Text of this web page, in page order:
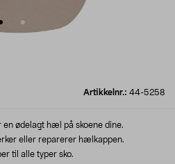
Artikkelnr.: 44-5258
ødelagt hæl på skoene dine.
eller reparerer hælkappen.
til alle typer sko.